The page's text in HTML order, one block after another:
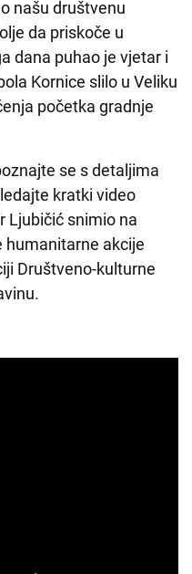
našu društvenu
da priskoče u
dana puhao je vjetar i
Kornice slilo u Veliku
početka gradnje
se s detaljima
kratki video
Ljubičić snimio na
humanitarne akcije
Društveno-kulturne